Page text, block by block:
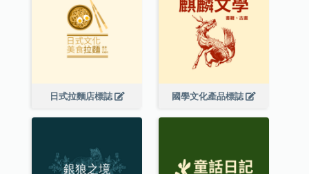
日式拉麵店標誌 國學文化產品標誌